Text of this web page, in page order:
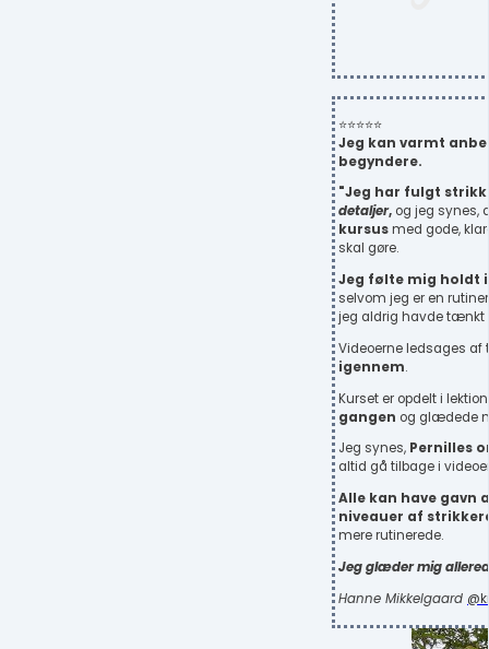
⭐⭐⭐⭐⭐
Jeg kan varmt
begyndere.
"Jeg har fulgt
detaljer, og jeg synes,
kursusmed gode,
skal gøre.
Jeg følte mig holdt
selvom jeg er en
jeg aldrig havde tænkt
Videoerne ledsages
igennem.
Kurset er opdelt i
gangen og glædede
Jeg synes, Pernilles
altid gå tilbage i
Alle kan have gavn
niveauer af
mere rutinerede.
Jeg glæder mig
Hanne Mikkelgaard